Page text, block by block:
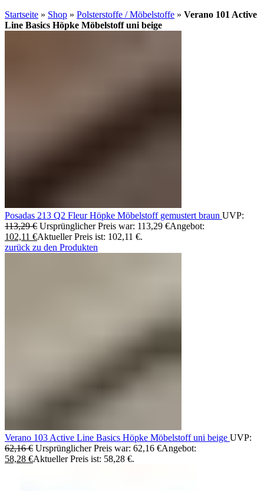
Startseite » Shop » Polsterstoffe / Möbelstoffe » Verano 101 Active
Line Basics Höpke Möbelstoff uni beige
Posadas 213 Q2 Fleur Höpke Möbelstoff gemustert braun UVP:
113,29€ Ursprünglicher Preis war: 113,29 €Angebot:
102,11 €Aktueller Preis ist: 102,11 €.
zurück zu den Produkten
Verano 103 Active Line Basics Höpke Möbelstoff uni beige UVP:
62,16€ Ursprünglicher Preis war: 62,16 €Angebot:
58,28 €Aktueller Preis ist: 58,28 €.